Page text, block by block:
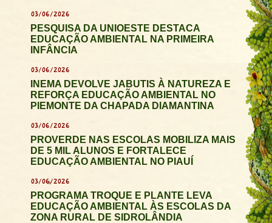
03/06/2026
PESQUISA DA UNIOESTE DESTACA
EDUCAÇÃO AMBIENTAL NA PRIMEIRA
INFÂNCIA
03/06/2026
INEMA DEVOLVE JABUTIS À NATUREZA E
REFORÇA EDUCAÇÃO AMBIENTAL NO
PIEMONTE DA CHAPADA DIAMANTINA
03/06/2026
PROVERDE NAS ESCOLAS MOBILIZA MAIS
DE 5 MIL ALUNOS E FORTALECE
EDUCAÇÃO AMBIENTAL NO PIAUÍ
03/06/2026
PROGRAMA TROQUE E PLANTE LEVA
EDUCAÇÃO AMBIENTAL ÀS ESCOLAS DA
ZONA RURAL DE SIDROLÂNDIA